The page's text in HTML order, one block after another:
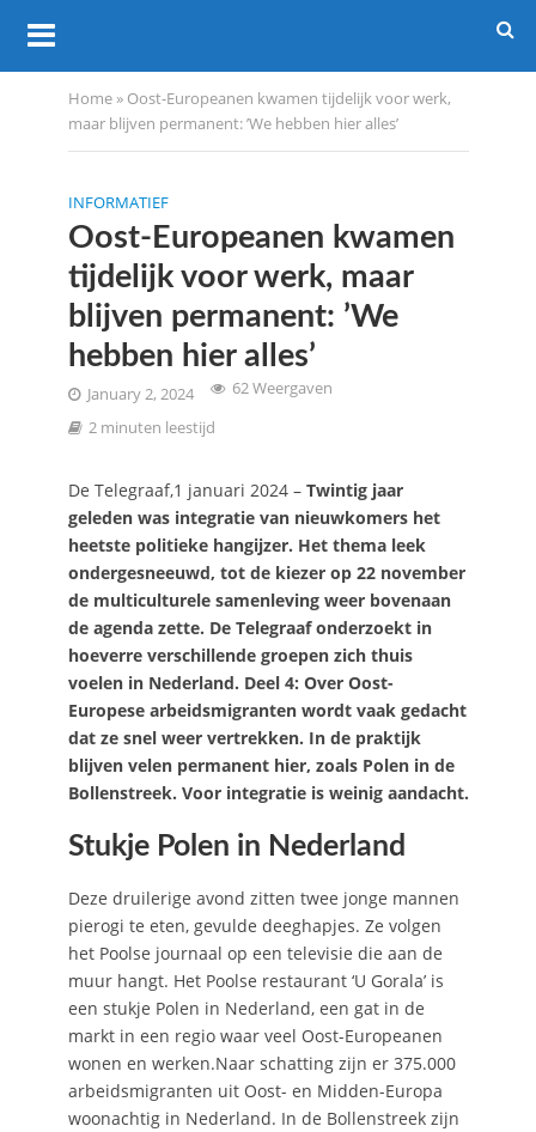
Home» Oost-Europeanen kwamen tijdelijk voor werk,
maar blijven permanent: ’We hebben hier alles’
INFORMATIEF
Oost-Europeanen kwamen
tijdelijk voor werk, maar
blijven permanent: ’We
hebben hier alles’
January 2, 2024
62 Weergaven
2 minuten leestijd
De Telegraaf,1 januari 2024 – Twintig jaar
geleden was integratie van nieuwkomers het
heetste politieke hangijzer. Het thema leek
ondergesneeuwd, tot de kiezer op 22 november
de multiculturele samenleving weer bovenaan
de agenda zette. De Telegraaf onderzoekt in
hoeverre verschillende groepen zich thuis
voelen in Nederland. Deel 4: Over Oost-
Europese arbeidsmigranten wordt vaak gedacht
dat ze snel weer vertrekken. In de praktijk
blijven velen permanent hier, zoals Polen in de
Bollenstreek. Voor integratie is weinig aandacht.
Stukje Polen in Nederland
Deze druilerige avond zitten twee jonge mannen
pierogi te eten, gevulde deeghapjes. Ze volgen
het Poolse journaal op een televisie die aan de
muur hangt. Het Poolse restaurant ‘U Gorala’ is
een stukje Polen in Nederland, een gat in de
markt in een regio waar veel Oost-Europeanen
wonen en werken.Naar schatting zijn er 375.000
arbeidsmigranten uit Oost- en Midden-Europa
woonachtig in Nederland. In de Bollenstreek zijn